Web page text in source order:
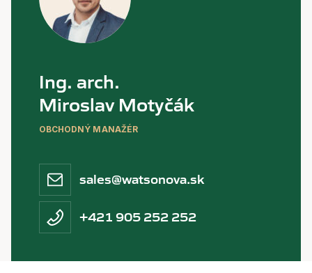
Ing. arch.
Miroslav Motyčák
OBCHODNÝ MANAŽÉR
sales@watsonova.sk
+421 905 252 252